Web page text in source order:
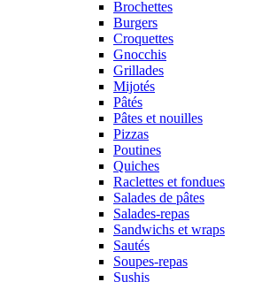
Brochettes
Burgers
Croquettes
Gnocchis
Grillades
Mijotés
Pâtés
Pâtes et nouilles
Pizzas
Poutines
Quiches
Raclettes et fondues
Salades de pâtes
Salades-repas
Sandwichs et wraps
Sautés
Soupes-repas
Sushis